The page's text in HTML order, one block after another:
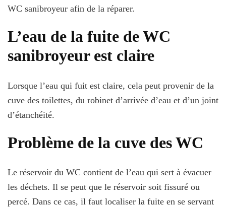
WC sanibroyeur afin de la réparer.
L’eau de la fuite de WC
sanibroyeur est claire
Lorsque l’eau qui fuit est claire, cela peut provenir de la
cuve des toilettes, du robinet d’arrivée d’eau et d’un joint
d’étanchéité.
Problème de la cuve des WC
Le réservoir du WC contient de l’eau qui sert à évacuer
les déchets. Il se peut que le réservoir soit fissuré ou
percé. Dans ce cas, il faut localiser la fuite en se servant